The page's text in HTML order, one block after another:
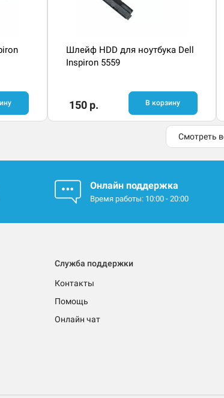
Шлейф HDD для ноутбука Dell
Inspiron 5559
150 р. В корзину
Смотреть
Онлайн поддержка
Время работы: 10:00 - 20:00
Служба поддержки
Контакты
Помощь
Онлайн чат